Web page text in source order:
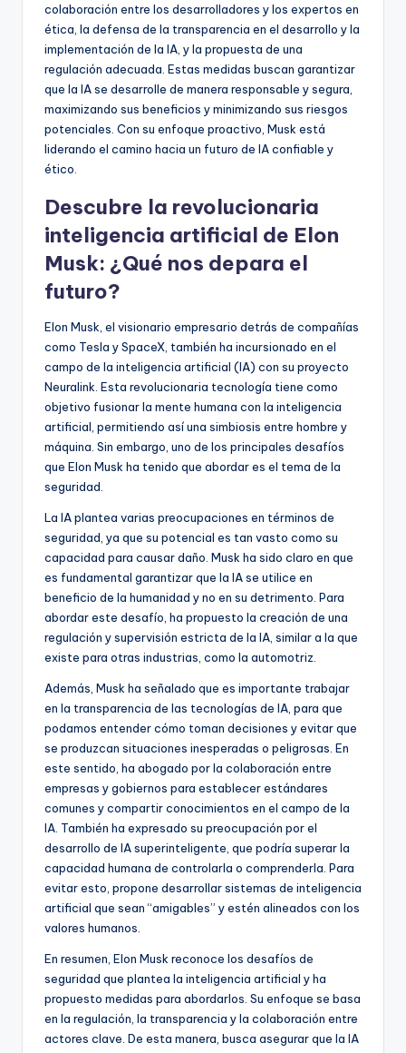
colaboración entre los desarrolladores y los expertos en
ética, la defensa de la transparencia en el desarrollo y la
implementación de la IA, y la propuesta de una
regulación adecuada. Estas medidas buscan garantizar
que la IA se desarrolle de manera responsable y segura,
maximizando sus beneficios y minimizando sus riesgos
potenciales. Con su enfoque proactivo, Musk está
liderando el camino hacia un futuro de IA confiable y
ético.
Descubre la revolucionaria
inteligencia artificial de Elon
Musk: ¿Qué nos depara el
futuro?
Elon Musk, el visionario empresario detrás de compañías
como Tesla y SpaceX, también ha incursionado en el
campo de la inteligencia artificial (IA) con su proyecto
Neuralink. Esta revolucionaria tecnología tiene como
objetivo fusionar la mente humana con la inteligencia
artificial, permitiendo así una simbiosis entre hombre y
máquina. Sin embargo, uno de los principales desafíos
que Elon Musk ha tenido que abordar es el tema de la
seguridad.
La IA plantea varias preocupaciones en términos de
seguridad, ya que su potencial es tan vasto como su
capacidad para causar daño. Musk ha sido claro en que
es fundamental garantizar que la IA se utilice en
beneficio de la humanidad y no en su detrimento. Para
abordar este desafío, ha propuesto la creación de una
regulación y supervisión estricta de la IA, similar a la que
existe para otras industrias, como la automotriz.
Además, Musk ha señalado que es importante trabajar
en la transparencia de las tecnologías de IA, para que
podamos entender cómo toman decisiones y evitar que
se produzcan situaciones inesperadas o peligrosas. En
este sentido, ha abogado por la colaboración entre
empresas y gobiernos para establecer estándares
comunes y compartir conocimientos en el campo de la
IA. También ha expresado su preocupación por el
desarrollo de IA superinteligente, que podría superar la
capacidad humana de controlarla o comprenderla. Para
evitar esto, propone desarrollar sistemas de inteligencia
artificial que sean “amigables” y estén alineados con los
valores humanos.
En resumen, Elon Musk reconoce los desafíos de
seguridad que plantea la inteligencia artificial y ha
propuesto medidas para abordarlos. Su enfoque se basa
en la regulación, la transparencia y la colaboración entre
actores clave. De esta manera, busca asegurar que la IA